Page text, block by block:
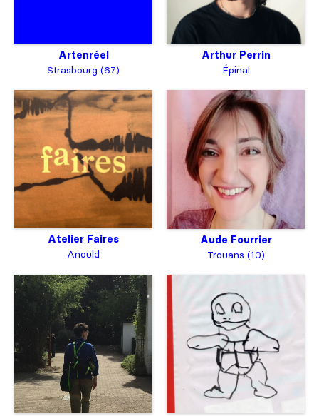
Artenréel
Strasbourg (67)
Arthur Perrin
Épinal
Atelier Faires
Anould
Aude Fourrier
Trouans (10)